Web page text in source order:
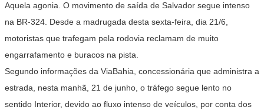
Aquela agonia. O movimento de saída de Salvador segue intenso
na BR-324. Desde a madrugada desta sexta-feira, dia 21/6,
motoristas que trafegam pela rodovia reclamam de muito
engarrafamento e buracos na pista.
Segundo informações da ViaBahia, concessionária que administra a
estrada, nesta manhã, 21 de junho, o tráfego segue lento no
sentido Interior, devido ao fluxo intenso de veículos, por conta dos